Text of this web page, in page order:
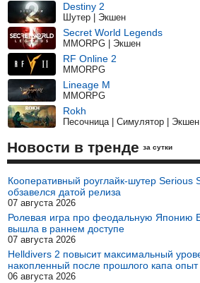
Destiny 2
Шутер | Экшен
Secret World Legends
MMORPG | Экшен
RF Online 2
MMORPG
Lineage M
MMORPG
Rokh
Песочница | Симулятор |
Новости в тренде за сутки
Кооперативный роуглайк-шутер Serious
обзавелся датой релиза
07 августа 2026
Ролевая игра про феодальную Японию
вышла в раннем доступе
07 августа 2026
Helldivers 2 повысит максимальный
накопленный после прошлого капа
06 августа 2026